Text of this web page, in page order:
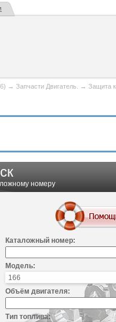
→ Запчасти Двигатель. → Защита
номеру
Каталожный номер:
Модель:
Объём двигателя:
Тип топлива: